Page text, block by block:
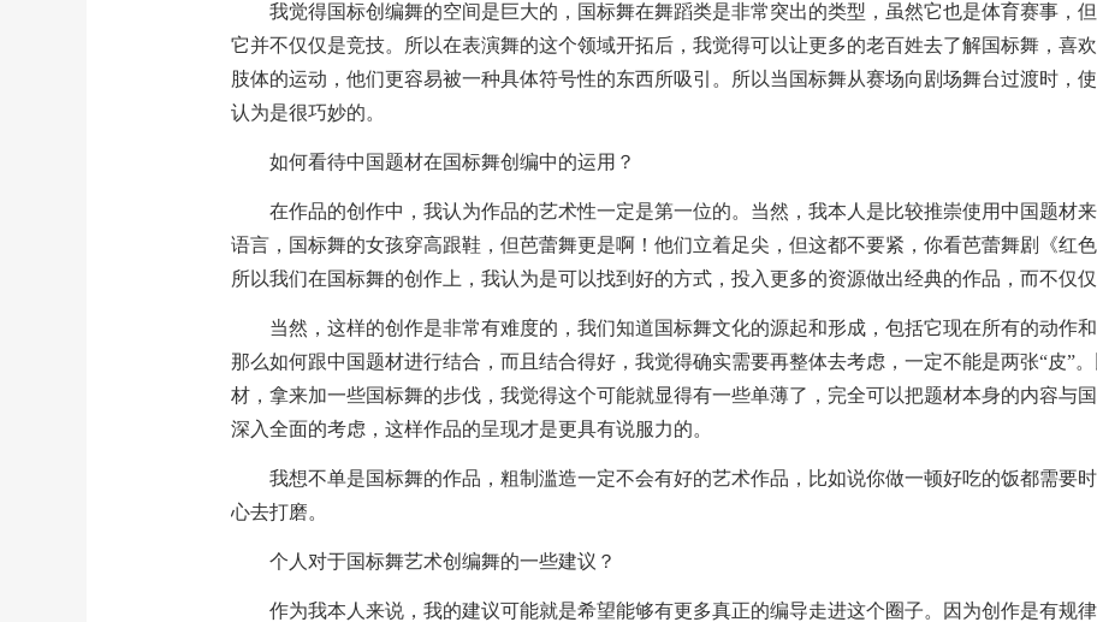
我觉得国标创编舞的空间是巨大的，国标舞在舞蹈类是非常突出的类型，虽然它也是体育赛事，
它并不仅仅是竞技。所以在表演舞的这个领域开拓后，我觉得可以让更多的老百姓去了解国标舞，喜
肢体的运动，他们更容易被一种具体符号性的东西所吸引。所以当国标舞从赛场向剧场舞台过渡时，
认为是很巧妙的。
如何看待中国题材在国标舞创编中的运用？
在作品的创作中，我认为作品的艺术性一定是第一位的。当然，我本人是比较推崇使用中国题材
语言，国标舞的女孩穿高跟鞋，但芭蕾舞更是啊！他们立着足尖，但这都不要紧，你看芭蕾舞剧《红
所以我们在国标舞的创作上，我认为是可以找到好的方式，投入更多的资源做出经典的作品，而不仅仅
当然，这样的创作是非常有难度的，我们知道国标舞文化的源起和形成，包括它现在所有的动作
那么如何跟中国题材进行结合，而且结合得好，我觉得确实需要再整体去考虑，一定不能是两张“皮”
材，拿来加一些国标舞的步伐，我觉得这个可能就显得有一些单薄了，完全可以把题材本身的内容与
深入全面的考虑，这样作品的呈现才是更具有说服力的。
我想不单是国标舞的作品，粗制滥造一定不会有好的艺术作品，比如说你做一顿好吃的饭都需要
心去打磨。
个人对于国标舞艺术创编舞的一些建议？
作为我本人来说，我的建议可能就是希望能够有更多真正的编导走进这个圈子。因为创作是有规